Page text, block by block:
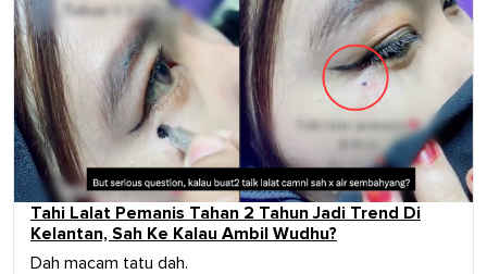
Tahi Lalat Pemanis Tahan 2 Tahun Jadi Trend Di
Kelantan, Sah Ke Kalau Ambil Wudhu?
Dah macam tatu dah.